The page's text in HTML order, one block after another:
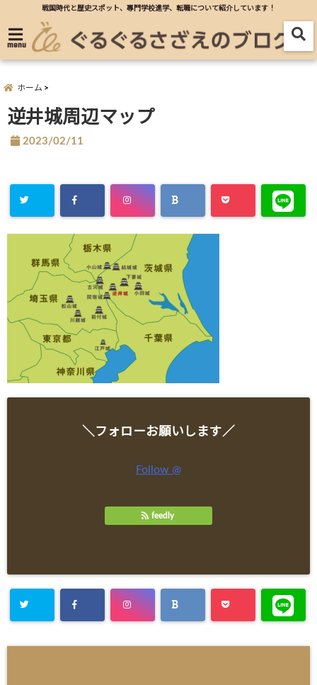
戦国時代と歴史スポット、專門学校進学、転職について紹介しています！
menu
ホーム
逆井城周辺マップ
2023/02/11
＼フォローお願いします／
Follow @
feedly